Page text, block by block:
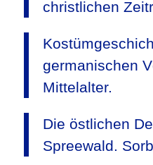
christlichen
germanischen
Mittelalter.
Die östlichen
Spreewald.